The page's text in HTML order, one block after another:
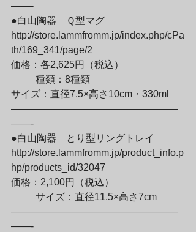
——-
●白山陶器　Ｑ型マグ
http://store.lammfromm.jp/index.php/cPa
th/169_341/page/2
価格：各2,625円（税込）
サイズ：直径7.5×高さ10cm・330ml
—————————————————
——-
●白山陶器　とり型リングトレイ
http://store.lammfromm.jp/product_info.p
hp/products_id/32047
価格：2,100円（税込）
—————————————————
——-